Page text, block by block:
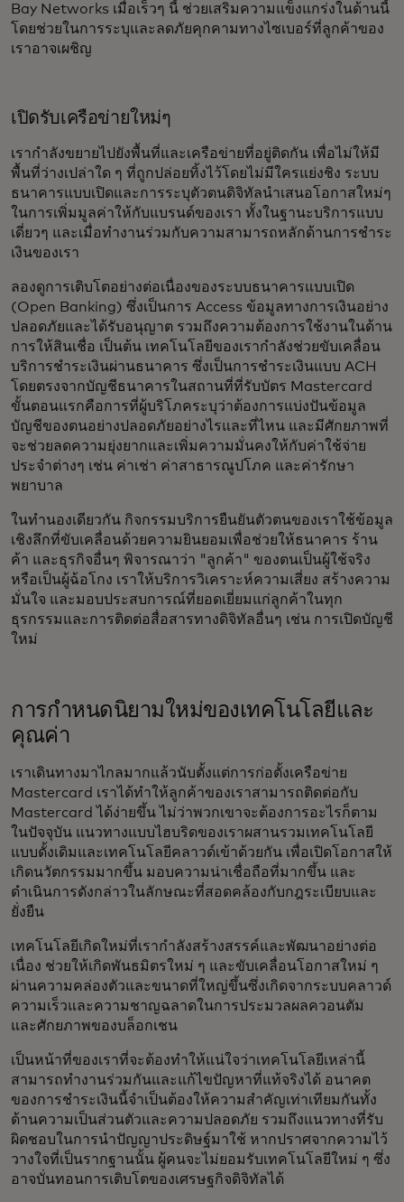
Bay Networks เมื่อเร็วๆ นี้ ช่วยเสริมความแข็งแกร่งในด้านนี้
โดยช่วยในการระบุและลดภัยคุกคามทางไซเบอร์ที่ลูกค้าของ
เราอาจเผชิญ
เปิดรับเครือข่ายใหม่ๆ
เรากำลังขยายไปยังพื้นที่และเครือข่ายที่อยู่ติดกัน เพื่อไม่ให้มี
พื้นที่ว่างเปล่าใด ๆ ที่ถูกปล่อยทิ้งไว้โดยไม่มีใครแย่งชิง ระบบ
ธนาคารแบบเปิดและการระบุตัวตนดิจิทัลนำเสนอโอกาสใหม่ๆ
ในการเพิ่มมูลค่าให้กับแบรนด์ของเรา ทั้งในฐานะบริการแบบ
เดี่ยวๆ และเมื่อทำงานร่วมกับความสามารถหลักด้านการชำระ
เงินของเรา
ลองดูการเติบโตอย่างต่อเนื่องของระบบธนาคารแบบเปิด
(Open Banking) ซึ่งเป็นการ Access ข้อมูลทางการเงินอย่าง
ปลอดภัยและได้รับอนุญาต รวมถึงความต้องการใช้งานในด้าน
การให้สินเชื่อ เป็นต้น เทคโนโลยีของเรากำลังช่วยขับเคลื่อน
บริการชำระเงินผ่านธนาคาร ซึ่งเป็นการชำระเงินแบบ ACH
โดยตรงจากบัญชีธนาคารในสถานที่ที่รับบัตร Mastercard
ขั้นตอนแรกคือการที่ผู้บริโภคระบุว่าต้องการแบ่งปันข้อมูล
บัญชีของตนอย่างปลอดภัยอย่างไรและที่ไหน และมีศักยภาพที่
จะช่วยลดความยุ่งยากและเพิ่มความมั่นคงให้กับค่าใช้จ่าย
ประจำต่างๆ เช่น ค่าเช่า ค่าสาธารณูปโภค และค่ารักษา
พยาบาล
ในทำนองเดียวกัน กิจกรรมบริการยืนยันตัวตนของเราใช้ข้อมูล
เชิงลึกที่ขับเคลื่อนด้วยความยินยอมเพื่อช่วยให้ธนาคาร ร้าน
ค้า และธุรกิจอื่นๆ พิจารณาว่า "ลูกค้า" ของตนเป็นผู้ใช้จริง
หรือเป็นผู้ฉ้อโกง เราให้บริการวิเคราะห์ความเสี่ยง สร้างความ
มั่นใจ และมอบประสบการณ์ที่ยอดเยี่ยมแก่ลูกค้าในทุก
ธุรกรรมและการติดต่อสื่อสารทางดิจิทัลอื่นๆ เช่น การเปิดบัญชี
ใหม่
การกำหนดนิยามใหม่ของเทคโนโลยีและ
คุณค่า
เราเดินทางมาไกลมากแล้วนับตั้งแต่การก่อตั้งเครือข่าย
Mastercard เราได้ทำให้ลูกค้าของเราสามารถติดต่อกับ
Mastercard ได้ง่ายขึ้น ไม่ว่าพวกเขาจะต้องการอะไรก็ตาม
ในปัจจุบัน แนวทางแบบไฮบริดของเราผสานรวมเทคโนโลยี
แบบดั้งเดิมและเทคโนโลยีคลาวด์เข้าด้วยกัน เพื่อเปิดโอกาสให้
เกิดนวัตกรรมมากขึ้น มอบความน่าเชื่อถือที่มากขึ้น และ
ดำเนินการดังกล่าวในลักษณะที่สอดคล้องกับกฎระเบียบและ
ยั่งยืน
เทคโนโลยีเกิดใหม่ที่เรากำลังสร้างสรรค์และพัฒนาอย่างต่อ
เนื่อง ช่วยให้เกิดพันธมิตรใหม่ ๆ และขับเคลื่อนโอกาสใหม่ ๆ
ผ่านความคล่องตัวและขนาดที่ใหญ่ขึ้นซึ่งเกิดจากระบบคลาวด์
ความเร็วและความชาญฉลาดในการประมวลผลควอนตัม
และศักยภาพของบล็อกเชน
เป็นหน้าที่ของเราที่จะต้องทำให้แน่ใจว่าเทคโนโลยีเหล่านี้
สามารถทำงานร่วมกันและแก้ไขปัญหาที่แท้จริงได้ อนาคต
ของการชำระเงินนี้จำเป็นต้องให้ความสำคัญเท่าเทียมกันทั้ง
ด้านความเป็นส่วนตัวและความปลอดภัย รวมถึงแนวทางที่รับ
ผิดชอบในการนำปัญญาประดิษฐ์มาใช้ หากปราศจากความไว้
วางใจที่เป็นรากฐานนั้น ผู้คนจะไม่ยอมรับเทคโนโลยีใหม่ ๆ ซึ่ง
อาจบั่นทอนการเติบโตของเศรษฐกิจดิจิทัลได้